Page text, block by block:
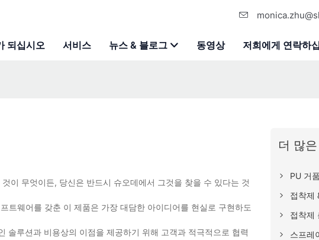
되십시오 서비스 뉴스 & 블로그 동영상 저희에게 연락하
이 무엇이든, 당신은 반드시 슈오데에서 그것을 찾을 수 있다는 것
트웨어를 갖춘 이 제품은 가장 대담한 아이디어를 현실로 구현하도
솔루션과 비용상의 이점을 제공하기 위해 고객과 적극적으로 협력
더 많
PU 거품
접착제
접착제
스프레